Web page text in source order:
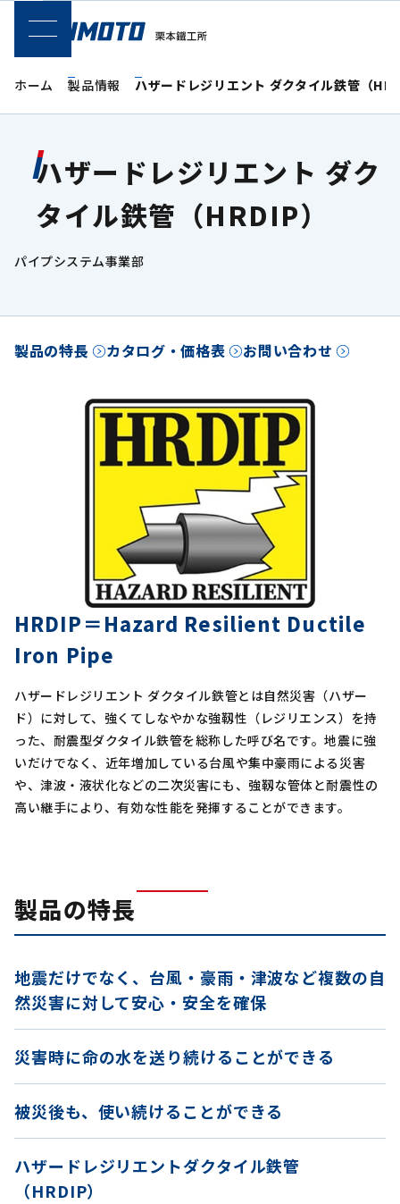
SPメニュー
ホーム 製品情報 ハザードレジリエント ダクタイル鉄管（
ハザードレジリエント ダク
タイル鉄管（HRDIP）
パイプシステム事業部
製品の特長 カタログ・価格表 お問い合わせ
HRDIP＝Hazard Resilient Ductile
Iron Pipe
ハザードレジリエント ダクタイル鉄管とは自然災害（ハザー
ド）に対して、強くてしなやかな強靱性（レジリエンス）を持
った、耐震型ダクタイル鉄管を総称した呼び名です。地震に強
いだけでなく、近年増加している台風や集中豪雨による災害
や、津波・液状化などの二次災害にも、強靱な管体と耐震性の
高い継手により、有効な性能を発揮することができます。
製品の特長
地震だけでなく、台風・豪雨・津波など複数の自
然災害に対して安心・安全を確保
災害時に命の水を送り続けることができる
被災後も、使い続けることができる
ハザードレジリエントダクタイル鉄管
（HRDIP）